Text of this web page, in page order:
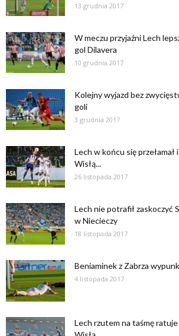
13 grudnia 2017
W meczu przyjaźni Lech
gol Dilavera
10 grudnia 2017
Kolejny wyjazd bez
goli
3 grudnia 2017
Lech w końcu się
Wisłą...
26 listopada 2017
Lech nie potrafił zaskoczyć
w Niecieczy
18 listopada 2017
Beniaminek z Zabrza
4 listopada 2017
Lech rzutem na taśmę